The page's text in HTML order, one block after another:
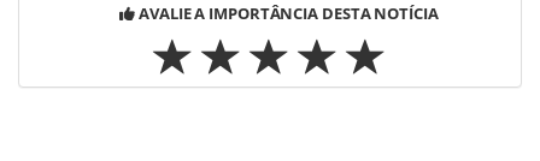
AVALIE A IMPORTÂNCIA DESTA NOTÍCIA